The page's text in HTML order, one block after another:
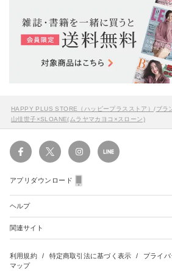
HAPPY PLUS STORE（ハッピープラスストア）/ブラ
山佳世子×SLOANE(ムラヤマカヨコ×スローン)
アプリダウンロード
ヘルプ
ショッピングガイド
会員特典のご案内
関連サイト
雑誌定期購読について
集英社Webマガジン Cobalt
利用規約 特定商取引法に基づく表示 プライ
マップ